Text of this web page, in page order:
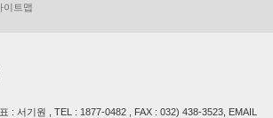
이트맵
: 서기원 , TEL : 1877-0482 , FAX : 032) 438-3523, EMAIL